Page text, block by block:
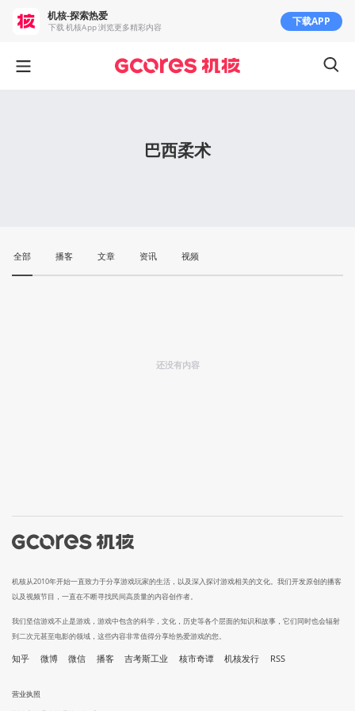
巴西柔术
全部 播客 文章 资讯 视频
还没有内容
机核从2010年开始一直致力于分享游戏玩家的生活，以及深入探讨游戏相关的文化。我们开发原创的播客
以及视频节目，一直在不断寻找民间高质量的内容创作者。
我们坚信游戏不止是游戏，游戏中包含的科学，文化，历史等各个层面的知识和故事，它们同时也会辐射
到二次元甚至电影的领域，这些内容非常值得分享给热爱游戏的您。
知乎 微博 微信 播客 吉考斯工业 核市奇谭 机核发行 RSS
营业执照
机核-探索热爱
下载 机核App 浏览更多精彩内容 下载APP